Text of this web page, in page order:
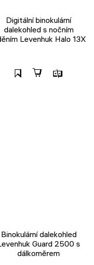
Digitální binokulární
dalekohled s nočním
Levenhuk Halo 13X
Binokulární dalekohled
Guard 2500 s
dálkoměrem